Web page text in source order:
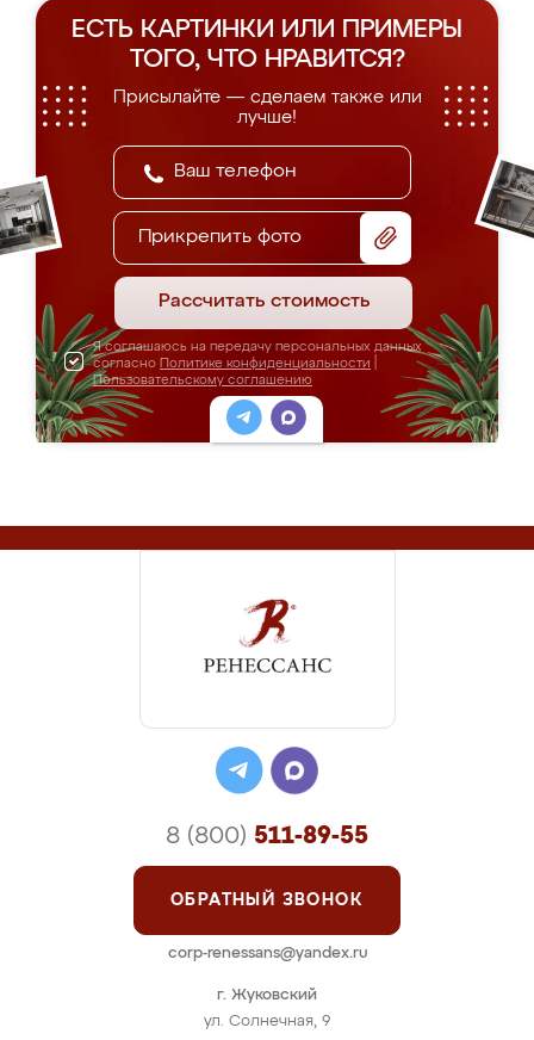
ЕСТЬ КАРТИНКИ ИЛИ ПРИМЕРЫ
ТОГО, ЧТО НРАВИТСЯ?
Присылайте — сделаем также или
лучше!
Прикрепить фото
Рассчитать стоимость
Я соглашаюсь на передачу персональных данных
согласно Политике конфиденциальности
Пользовательскому соглашению
г. Жуковский
ул. Солнечная, 9
8 (800) 511-89-55
ОБРАТНЫЙ ЗВОНОК
corp-renessans@yandex.ru